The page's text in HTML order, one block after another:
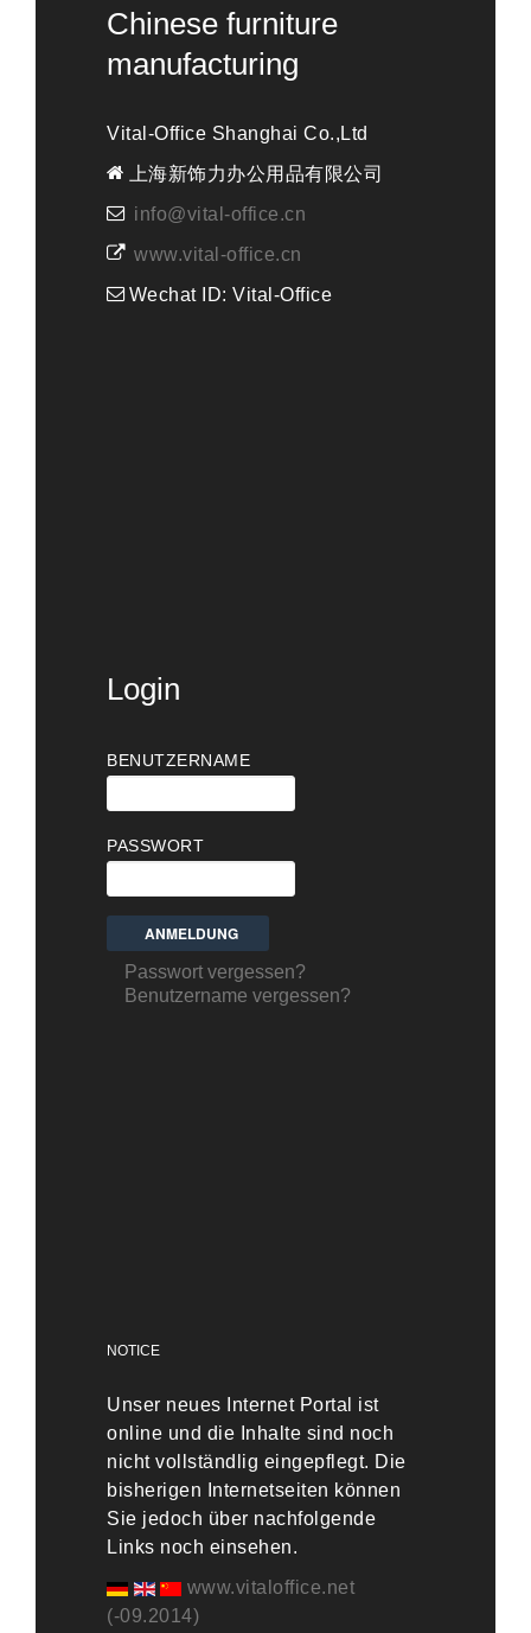
Chinese furniture
manufacturing
Vital-Office Shanghai Co.,Ltd
上海新饰力办公用品有限公司
info@vital-office.cn
www.vital-office.cn
Wechat ID: Vital-Office
Login
BENUTZERNAME
PASSWORT
Passwort vergessen?
Benutzername vergessen?
NOTICE
Unser neues Internet Portal ist
online und die Inhalte sind noch
nicht vollständlig eingepflegt. Die
bisherigen Internetseiten können
Sie jedoch über nachfolgende
Links noch einsehen.
www.vitaloffice.net
(-09.2014)